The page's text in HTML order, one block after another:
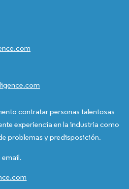
contratar personas talentosas
experiencia en la industria como
problemas y predisposición.
email.